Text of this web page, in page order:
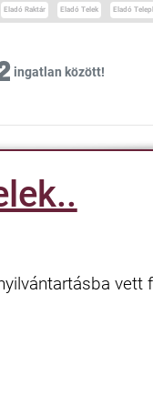
Eladó Raktár Eladó Telek Eladó
ingatlan között!
számon